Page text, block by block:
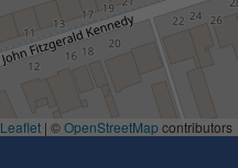
Leaflet | ©OpenStreetMap contributors